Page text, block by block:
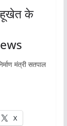
के
मंत्री सतपाल
X